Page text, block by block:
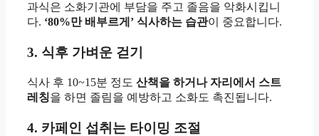
과식은 소화기관에 부담을 주고 졸음을 악화시킵니
다. ‘80%만 배부르게’ 식사하는 습관이 중요합니다.
3. 식후 가벼운 걷기
식사 후 10~15분 정도 산책을 하거나 자리에서 스트
레칭을 하면 졸림을 예방하고 소화도 촉진됩니다.
4. 카페인 섭취는 타이밍 조절